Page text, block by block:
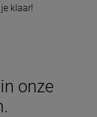
klaar!
onze